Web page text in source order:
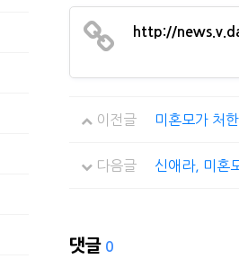
http://
이전글 미혼모가 처
다음글 신애라, 미혼
댓글 0